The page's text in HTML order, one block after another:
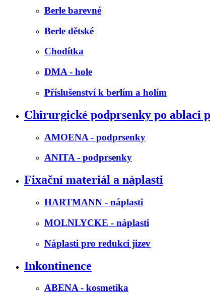
Berle barevné
Berle dětské
Chodítka
DMA - hole
Příslušenství k berlím a holím
Chirurgické podprsenky po ablaci
AMOENA - podprsenky
ANITA - podprsenky
Fixační materiál a náplasti
HARTMANN - náplasti
MOLNLYCKE - náplasti
Náplasti pro redukci jizev
Inkontinence
ABENA - kosmetika